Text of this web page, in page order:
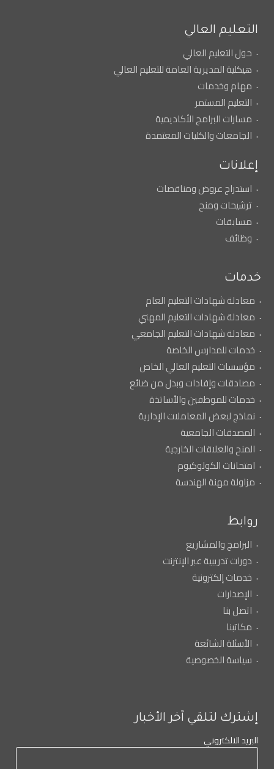
التعليم العالي
حول التعليم العالي
هيكلية المديرية العامة للتعليم العالي
مهام وخدمات
التعليم المستمر
مسارات البرامج الأكاديمية
الجامعات والكليات المعتمدة
إعلانات
استدراج عروض ومناقصات
ترشيحات ومنح
مسابقات
وظائف
خدمات
معادلة شهادات التعليم العام
معادلة شهادات التعليم المهني
معادلة شهادات التعليم الجامعي
خدمات للمدارس الخاصة
مؤسسات التعليم العالي الخاص
مصادقات وإفادات وبدل من ضائع
خدمات للموظفين والأساتذة
نماذج لبعض المعاملات الإدارية
المصدقات الجامعية
المنح والعلاقات الخارجية
امتحانات الكولوكيوم
مزاولة مهنة الهندسة
روابط
البرامج والمشاريع
دورات تدريبية عبر الإنترنت
خدمات إلكترونية
الإصدارات
اتصل بنا
مكاتبنا
الأسئلة الشائعة
سياسة الخصوصية
إشترك لتلقي آخر الأخبار
البريد الالكتروني